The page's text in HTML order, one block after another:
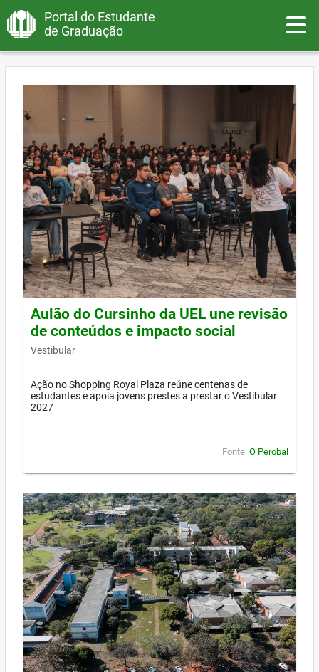
Portal do Estudante
de Graduação
Aulão do Cursinho da UEL une revisão
de conteúdos e impacto social
Vestibular
Ação no Shopping Royal Plaza reúne centenas de
estudantes e apoia jovens prestes a prestar o Vestibular
2027
Fonte: O Perobal